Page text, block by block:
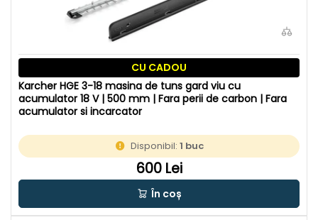
CU CADOU
Karcher HGE 3-18 masina de tuns gard viu cu
acumulator 18 V | 500 mm | Fara perii de carbon | Fara
acumulator si incarcator
Disponibil:1 buc
600 Lei
În coș